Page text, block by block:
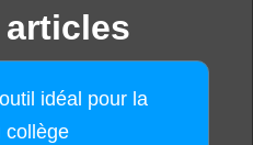
idéal pour la
collège